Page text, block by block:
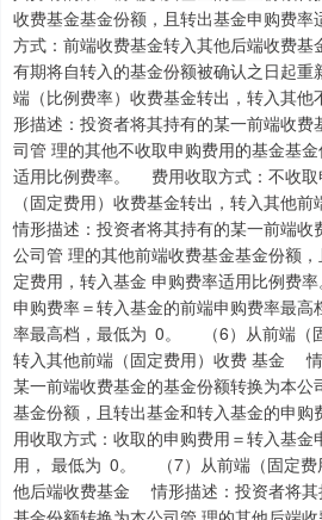
收费基金基金份额，且转出基金申购费
方式：前端收费基金转入其他后端收费
有期将自转入的基金份额被确认之日起
端（比例费率）收费基金转出，转入其
形描述：投资者将其持有的某一前端收
司管 理的其他不收取申购费用的基金基
适用比例费率。 费用收取方式：不收
（固定费用）收费基金转出，转入其他
情形描述：投资者将其持有的某一前端收
公司管 理的其他前端收费基金基金份额
定费用，转入基金 申购费率适用比例费
申购费率＝转入基金的前端申购费率最
率最高档，最低为 0。 （6）从前端（
转入其他前端（固定费用）收费 基金
某一前端收费基金的基金份额转换为本公
基金份额，且转出基金和转入基金的申
用收取方式：收取的申购费用＝转入基
用， 最低为 0。 （7）从前端（固定费
他后端收费基金 情形描述：投资者将其